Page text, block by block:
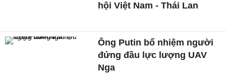
hội Việt Nam - Thái Lan
Ông Putin bổ nhiệm người
đứng đầu lực lượng UAV
Nga